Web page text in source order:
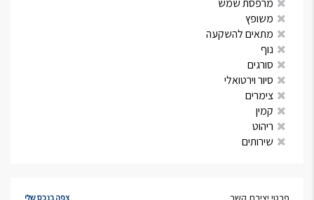
מרפסת שמש
משופץ
מתאים להשקעה
נוף
סורגים
סיור וירטואלי
צימרים
קמין
ריהוט
שירותים
צפה בנכס שלי